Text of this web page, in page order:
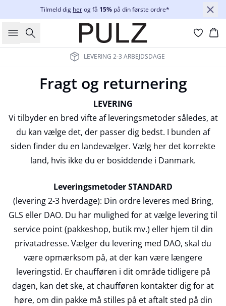
Tilmeld dig herog få 15% på din første ordre*
Søg
LEVERING 2-3 ARBEJDSDAGE
Fragt og returnering
LEVERING
Vi tilbyder en bred vifte af leveringsmetoder således, at
du kan vælge det, der passer dig bedst. I bunden af
siden finder du en landevælger. Vælg her det korrekte
land, hvis ikke du er bosiddende i Danmark.
LeveringsmetoderSTANDARD
(levering 2-3 hverdage): Din ordre leveres med Bring,
GLS eller DAO. Du har mulighed for at vælge levering til
service point (pakkeshop, butik mv.) eller hjem til din
privatadresse. Vælger du levering med DAO, skal du
være opmærksom på, at der kan være længere
leveringstid. Er chaufføren i dit område tidligere på
dagen, kan det ske, at chaufføren kontakter dig for at
høre, om din pakke må stilles på et aftalt sted på din